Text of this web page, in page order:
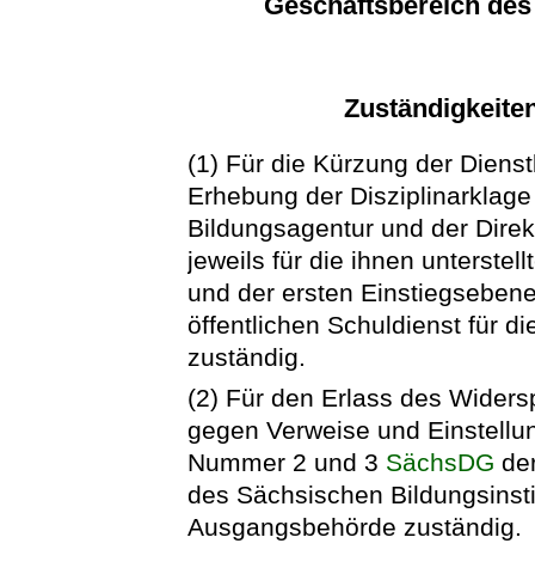
(1) Für die Kürzung der
Erhebung der
Bildungsagentur und der
jeweils für die ihnen
und der ersten
öffentlichen Schuldienst für
zuständig.
(2) Für den Erlass des
gegen Verweise und
Nummer 2 und 3 SächsDG
des Sächsischen
Ausgangsbehörde zuständig.